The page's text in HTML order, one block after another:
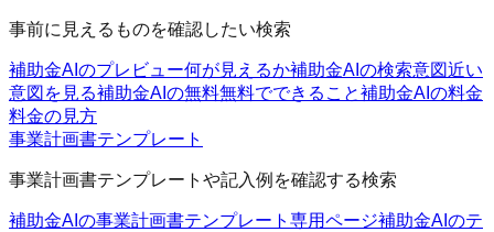
事前に見えるものを確認したい検索
補助金AIのプレビュー何が見えるか補助金AIの検索意図近い
意図を見る補助金AIの無料無料でできること補助金AIの料金
料金の見方
事業計画書テンプレート
事業計画書テンプレートや記入例を確認する検索
補助金AIの事業計画書テンプレート 専用ページ補助金AIのテ